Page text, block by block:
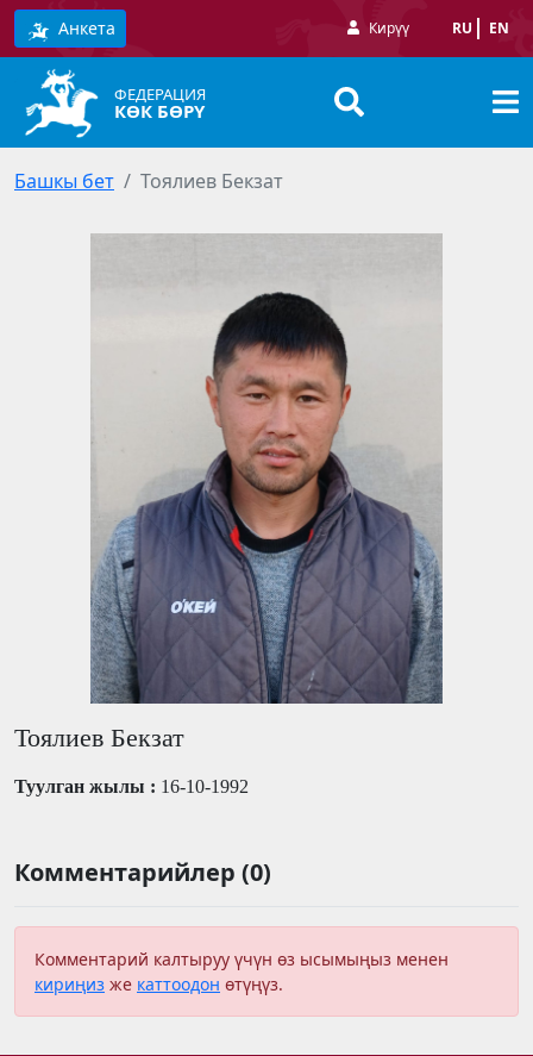
Анкета Кирүү RU EN
ФЕДЕРАЦИЯ
КӨК БӨРҮ
Башкы бет Тоялиев Бекзат
Тоялиев Бекзат
Туулган жылы : 16-10-1992
Комментарийлер (0)
Комментарий калтыруу үчүн өз ысымыңыз менен
кириңиз же каттоодон өтүңүз.